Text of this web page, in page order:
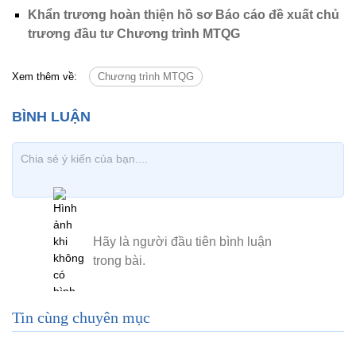
Khẩn trương hoàn thiện hồ sơ Báo cáo đề xuất chủ
trương đầu tư Chương trình MTQG
Xem thêm về: Chương trình MTQG
Tin cùng chuyên mục